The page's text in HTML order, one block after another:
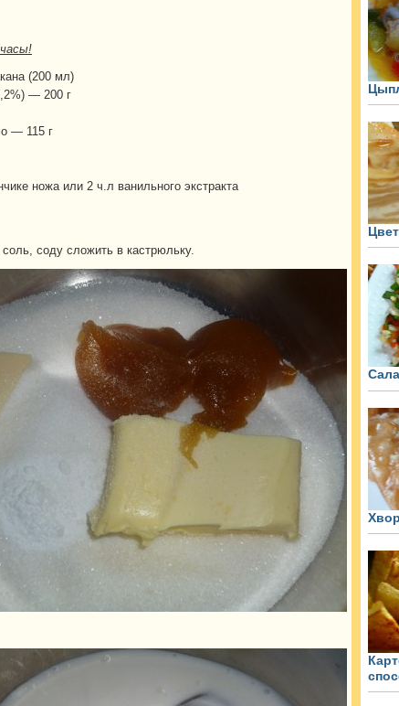
(200 мл)
— 200 г
— 115 г
ножа или 2 ч.л ванильного экстракта
соду сложить в кастрюльку.